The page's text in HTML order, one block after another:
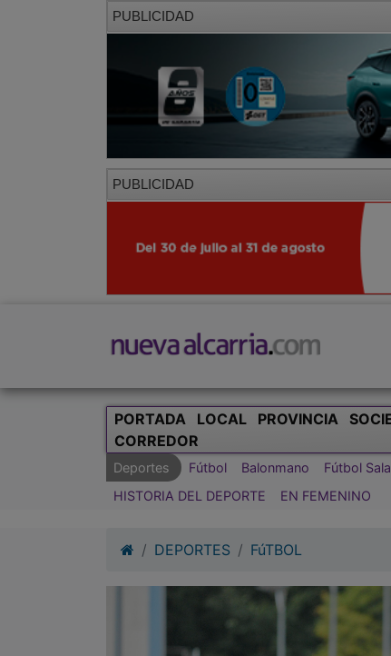
PUBLICIDAD
PUBLICIDAD
PORTADA LOCAL PROVINCIA
CORREDOR
Deportes Fútbol Balonmano Fútbol Sala
HISTORIA DEL DEPORTE
EN FEMENINO
DEPORTES FúTBOL